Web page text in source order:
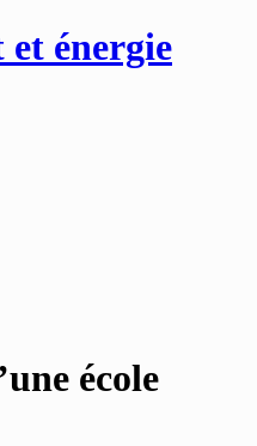
énergie
école